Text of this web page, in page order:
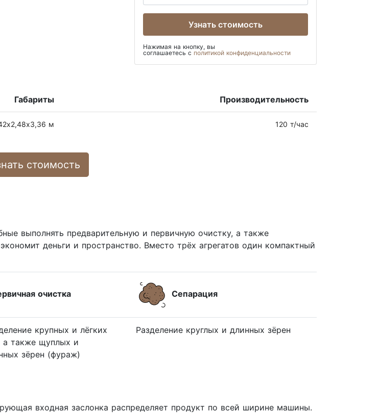
Узнать стоимость
Нажимая на кнопку, вы
соглашаетесь с политикой конфиденциальности
Габариты Производительность
м 120 т/час
стоимость
выполнять предварительную и первичную очистку, а также
деньги и пространство. Вместо трёх агрегатов один компактный
очистка Сепарация
крупных и лёгких
а также щуплых и
зёрен (фураж)
Разделение круглых и длинных зёрен
входная заслонка распределяет продукт по всей ширине машины.